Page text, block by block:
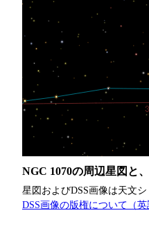
NGC 1070の周辺星図と
星図およびDSS画像は天文
DSS画像の版権について（英